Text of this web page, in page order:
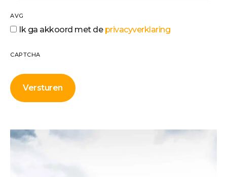
AVG
Ik ga akkoord met de privacyverklaring
CAPTCHA